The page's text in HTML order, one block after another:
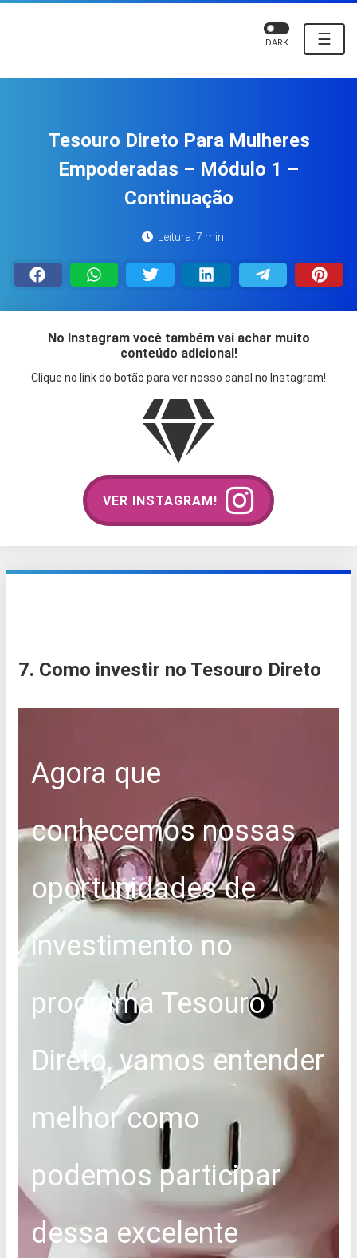
☰
DARK
Tesouro Direto Para Mulheres
Empoderadas – Módulo 1 –
Continuação
Leitura: 7 min
No Instagram você também vai achar muito
conteúdo adicional!
Clique no link do botão para ver nosso canal no Instagram!
VER INSTAGRAM!
7. Como investir no Tesouro Direto
Agora que
conhecemos nossas
oportunidades de
investimento no
programa Tesouro
Direto, vamos entender
melhor como
podemos participar
dessa excelente